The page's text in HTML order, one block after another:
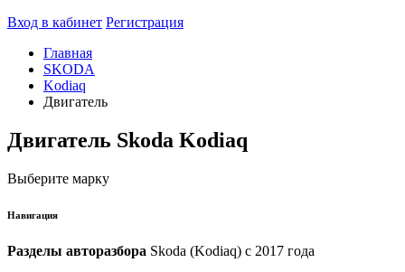
Вход в кабинет Регистрация
Главная
SKODA
Kodiaq
Двигатель
Двигатель Skoda Kodiaq
Выберите марку
Навигация
Разделы авторазбора Skoda (Kodiaq) с 2017 года